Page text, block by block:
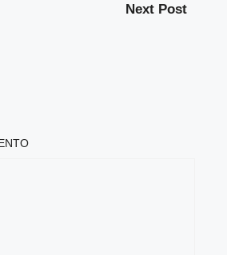
Next Post